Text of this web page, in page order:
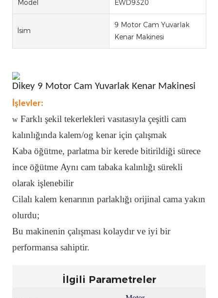
Model EWD9320
İsim
9 Motor Cam Yuvarlak
Kenar Makinesi
Dikey 9 Motor Cam Yuvarlak Kenar Makinesi
İşlevler:
w Farklı şekil tekerlekleri vasıtasıyla çeşitli cam
kalınlığında kalem/og kenar için çalışmak
Kaba öğütme, parlatma bir kerede bitirildiği sürece
ince öğütme Aynı cam tabaka kalınlığı sürekli
olarak işlenebilir
Cilalı kalem kenarının parlaklığı orijinal cama yakın
olurdu;
Bu makinenin çalışması kolaydır ve iyi bir
performansa sahiptir.
İlgili Parametreler